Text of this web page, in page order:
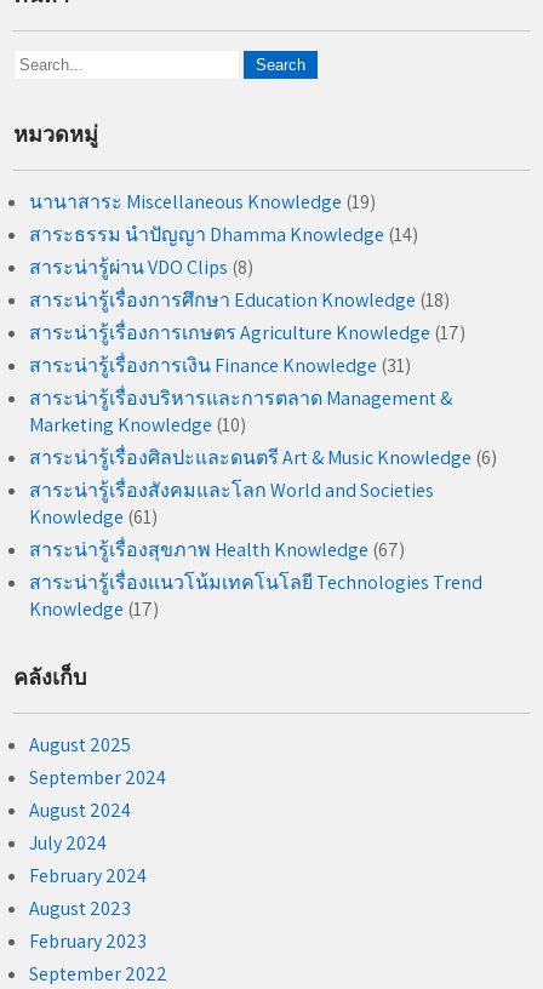
หมวดหมู่
นานาสาระ Miscellaneous Knowledge (19)
สาระธรรม นำปัญญา Dhamma Knowledge (14)
สาระน่ารู้ผ่าน VDO Clips (8)
สาระน่ารู้เรื่องการศึกษา Education Knowledge (18)
สาระน่ารู้เรื่องการเกษตร Agriculture Knowledge (17)
สาระน่ารู้เรื่องการเงิน Finance Knowledge (31)
สาระน่ารู้เรื่องบริหารและการตลาด Management &
Marketing Knowledge (10)
สาระน่ารู้เรื่องศิลปะและดนตรี Art & Music Knowledge (6)
สาระน่ารู้เรื่องสังคมและโลก World and Societies
Knowledge (61)
สาระน่ารู้เรื่องสุขภาพ Health Knowledge (67)
สาระน่ารู้เรื่องแนวโน้มเทคโนโลยี Technologies Trend
Knowledge (17)
คลังเก็บ
August 2025
September 2024
August 2024
July 2024
February 2024
August 2023
February 2023
September 2022